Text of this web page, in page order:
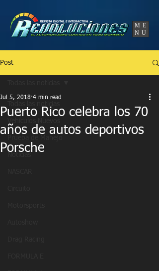
ME
NU
Post
Puerto Rico celebra los 70
años de autos deportivos
Porsche
Jul 5, 2018 4 min read